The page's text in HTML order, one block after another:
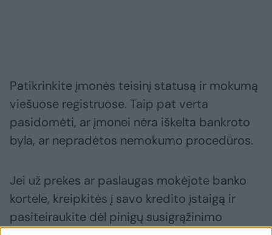
Patikrinkite įmonės teisinį statusą ir mokumą
viešuose registruose. Taip pat verta
pasidomėti, ar įmonei nėra iškelta bankroto
byla, ar nepradėtos nemokumo procedūros.
Jei už prekes ar paslaugas mokėjote banko
kortele, kreipkitės į savo kredito įstaigą ir
pasiteiraukite dėl pinigų susigrąžinimo